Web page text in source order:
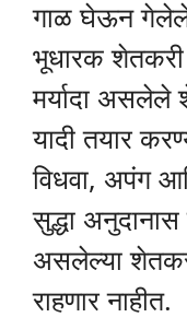
गाळ घेऊन
भूधारक शेतकरी
मर्यादा असलेले
यादी तयार
विधवा, अपंग
सुद्धा
असलेल्या
राहणार नाहीत.